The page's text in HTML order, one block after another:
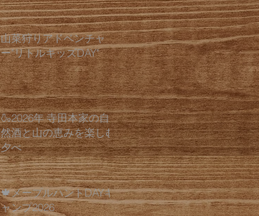
山菜狩りアドベンチャ
ー"リトルキッズDAY"
🍶2026年 寺田本家の自
然酒と山の恵みを楽しむ
夕べ
🍁メープルハントDAYキ
ャンプ2026